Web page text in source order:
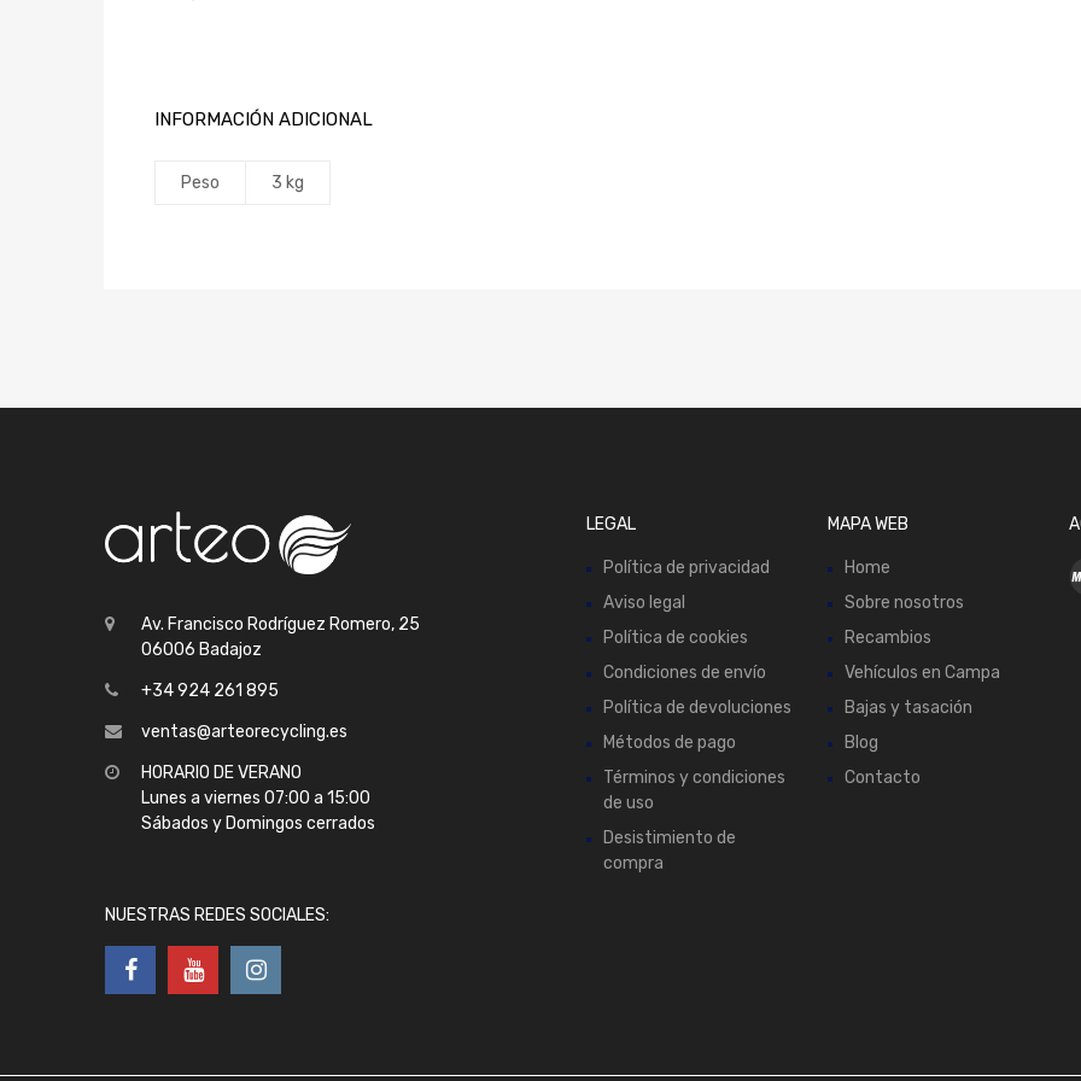
INFORMACIÓN ADICIONAL
Peso 3 kg
Av. Francisco Rodríguez Romero, 25
06006 Badajoz
+34 924 261 895
ventas@arteorecycling.es
HORARIO DE VERANO
Lunes a viernes 07:00 a 15:00
Sábados y Domingos cerrados
NUESTRAS REDES SOCIALES:
LEGAL
Política de privacidad
Aviso legal
Política de cookies
Condiciones de envío
Política de devoluciones
Métodos de pago
Términos y condiciones
de uso
Desistimiento de
compra
MAPA WEB
Home
Sobre nosotros
Recambios
Vehículos en Campa
Bajas y tasación
Blog
Contacto